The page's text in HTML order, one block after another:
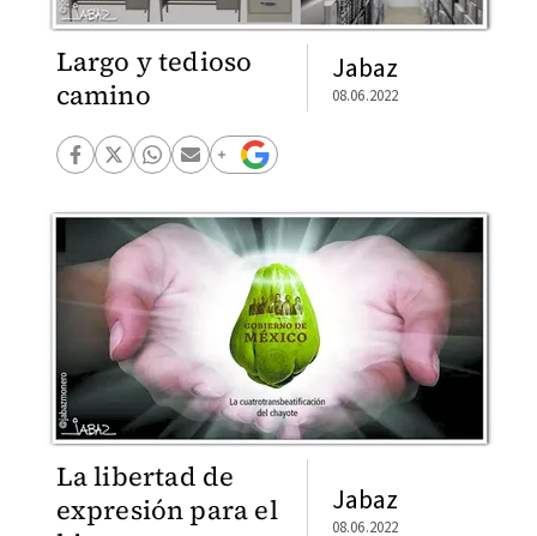
Largo y tedioso
camino
Jabaz
08.06.2022
La libertad de
expresión para el
Jabaz
08.06.2022